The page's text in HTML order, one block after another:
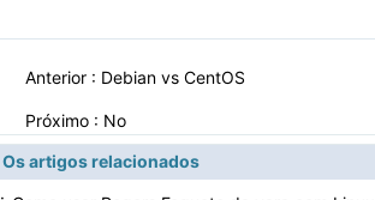
Anterior : Debian vs CentOS
Próximo : No
Os artigos relacionados